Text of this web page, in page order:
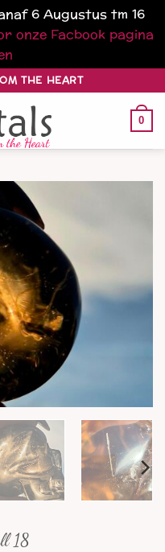
6 Augustus tm 16
onze Facbook pagina
THE HEART
0
18